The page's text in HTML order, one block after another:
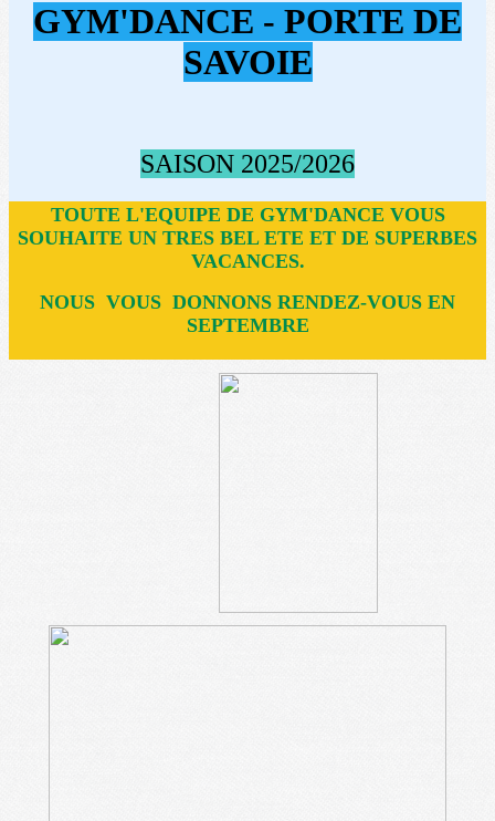
Texte, bouton et/ou inscription à la newsletter
GYM'DANCE - PORTE DE
SAVOIE
SAISON 2025/2026
TOUTE L'EQUIPE DE GYM'DANCE VOUS
SOUHAITE UN TRES BEL ETE ET DE SUPERBES
VACANCES.
NOUS VOUS DONNONS RENDEZ-VOUS EN
SEPTEMBRE